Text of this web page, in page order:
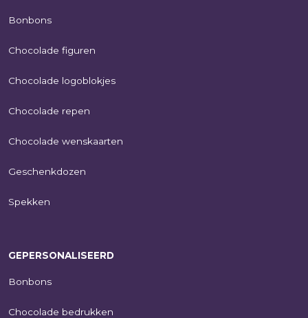
Bonbons
Chocolade figuren
Chocolade logoblokjes
Chocolade repen
Chocolade wenskaarten
Geschenkdozen
Spekken
GEPERSONALISEERD
Bonbons
Chocolade bedrukken